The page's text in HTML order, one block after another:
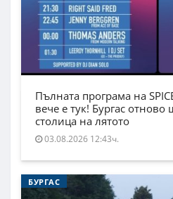
Пълната програма на
вече е тук! Бургас
столица на лятото
03.08.2026 12:43ч.
БУРГАС